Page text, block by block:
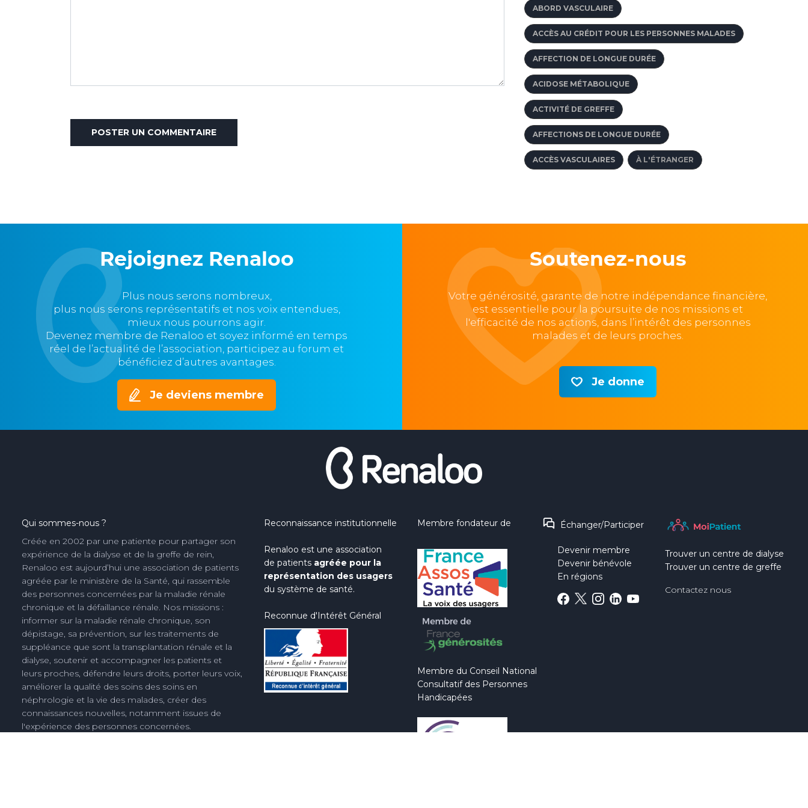
ABORD VASCULAIRE
ACCÈS AU CRÉDIT POUR LES PERSONNES MALADES
AFFECTION DE LONGUE DURÉE
ACIDOSE MÉTABOLIQUE
ACTIVITÉ DE GREFFE
AFFECTIONS DE LONGUE DURÉE
ACCÈS VASCULAIRES À L'ÉTRANGER
Rejoignez Renaloo
Plus nous serons nombreux,
plus nous serons représentatifs et nos voix entendues,
mieux nous pourrons agir.
Devenez membre de Renaloo et soyez informé en temps
réel de l’actualité de l’association, participez au forum et
bénéficiez d’autres avantages.
Je deviens membre
Soutenez-nous
Votre générosité, garante de notre indépendance financière,
est essentielle pour la poursuite de nos missions et
l'efficacité de nos actions, dans l’intérêt des personnes
malades et de leurs proches.
Je donne
Qui sommes-nous ?
Créée en 2002 par une patiente pour partager son
expérience de la dialyse et de la greffe de rein,
Renaloo est aujourd’hui une association de patients
agréée par le ministère de la Santé, qui rassemble
des personnes concernées par la maladie rénale
chronique et la défaillance rénale. Nos missions :
informer sur la maladie rénale chronique, son
dépistage, sa prévention, sur les traitements de
suppléance que sont la transplantation rénale et la
dialyse, soutenir et accompagner les patients et
leurs proches, défendre leurs droits, porter leurs voix,
améliorer la qualité des soins des soins en
néphrologie et la vie des malades, créer des
connaissances nouvelles, notamment issues de
l'expérience des personnes concernées.
Reconnaissance institutionnelle
Renaloo est une association
de patients agréée pour la
représentation des usagers
du système de santé.
Reconnue d'Intérêt Général
Membre fondateur de
Membre du Conseil National
Consultatif des Personnes
Handicapées
Échanger/Participer
Devenir membre
Devenir bénévole
En régions
Trouver un centre de dialyse
Trouver un centre de greffe
Contactez nous